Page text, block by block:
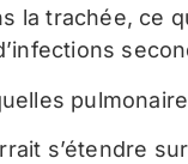
la trachée, ce
s’étendre